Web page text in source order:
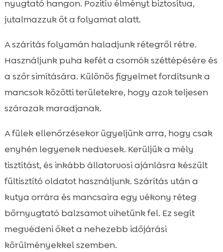
nyugtató hangon. Pozitív élményt biztosítva,
jutalmazzuk őt a folyamat alatt.
A szárítás folyamán haladjunk rétegről rétre.
Használjunk puha kefét a csomók széttépésére és
a szőr simítására. Különös figyelmet fordítsunk a
mancsok közötti területekre, hogy azok teljesen
szárazak maradjanak.
A fülek ellenőrzésekor ügyeljünk arra, hogy csak
enyhén legyenek nedvesek. Kerüljük a mély
tisztítást, és inkább állatorvosi ajánlásra készült
fültisztító oldatot használjunk. Szárítás után a
kutya orrára és mancsaira egy vékony réteg
bőrnyugtató balzsamot vihetünk fel. Ez segít
megvédeni őket a nehezebb időjárási
körülményekkel szemben.